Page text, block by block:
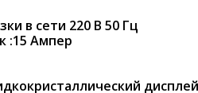
в сети 220 В 50 Гц
:15 Ампер
дисплей